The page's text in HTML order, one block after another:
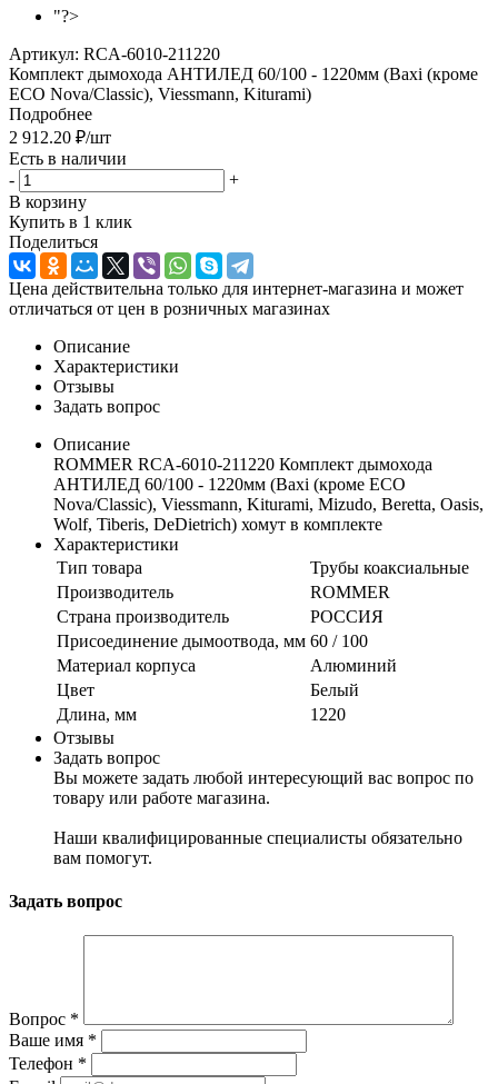
"?>
Артикул: RCA-6010-211220
Комплект дымохода АНТИЛЕД 60/100 - 1220мм (Baxi (кроме
ECO Nova/Classic), Viessmann, Kiturami)
Подробнее
2 912.20 ₽/шт
Есть в наличии
-
+
В корзину
Купить в 1 клик
Поделиться
Цена действительна только для интернет-магазина и может
отличаться от цен в розничных магазинах
Описание
Характеристики
Отзывы
Задать вопрос
Описание
ROMMER RCA-6010-211220 Комплект дымохода
АНТИЛЕД 60/100 - 1220мм (Baxi (кроме ECO
Nova/Classic), Viessmann, Kiturami, Mizudo, Beretta, Oasis,
Wolf, Tiberis, DeDietrich) хомут в комплекте
Характеристики
Тип товара
Трубы коаксиальные
Производитель
ROMMER
Страна производитель
РОССИЯ
Присоединение дымоотвода, мм 60 / 100
Материал корпуса
Алюминий
Цвет
Белый
Длина, мм
1220
Отзывы
Задать вопрос
Вы можете задать любой интересующий вас вопрос по
товару или работе магазина.
Наши квалифицированные специалисты обязательно
вам помогут.
Задать вопрос
Вопрос *
Ваше имя *
Телефон *